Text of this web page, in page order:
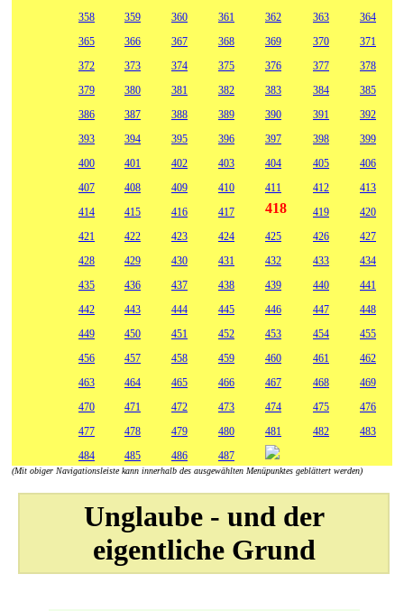
358
359 360 361 362 363
364
365
366 367 368 369 370
371
372
373 374 375 376 377
378
379
380 381 382 383 384
385
386
387 388 389 390 391
392
393
394 395 396 397 398
399
400
401 402 403 404 405
406
407
408 409 410 411 412
413
414
415 416 417 418 419
420
421
422 423 424 425 426
427
428
429 430 431 432 433
434
435
436 437 438 439 440
441
442
443 444 445 446 447
448
449
450 451 452 453 454
455
456
457 458 459 460 461
462
463
464 465 466 467 468
469
470
471 472 473 474 475
476
477
478 479 480 481 482
483
484
485 486 487
(Mit obiger Navigationsleiste kann innerhalb des ausgewählten Menüpunktes geblättert werden)
Unglaube - und der
eigentliche Grund